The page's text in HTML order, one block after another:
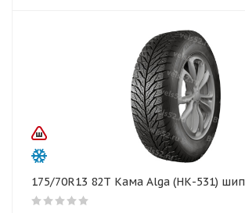
175/70R13 82T Кама Alga (НК-531) шип